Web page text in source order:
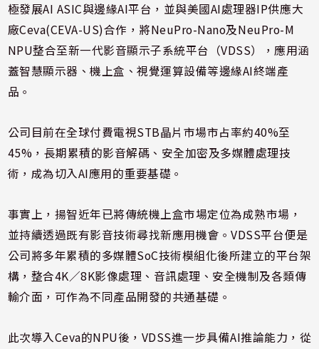
極發展AI ASIC與邊緣AI平台，並與美國AI處理器IP供應大
廠Ceva(CEVA-US)合作，將NeuPro-Nano及NeuPro-M
NPU整合至新一代影音顯示子系統平台（VDSS），應用涵
蓋智慧顯示器、機上盒、視覺運算設備等邊緣AI終端產
品。
公司目前在全球付費電視STB晶片市場市占率約40%至
45%，長期累積的影音解碼、安全加密及多媒體處理技
術，成為切入AI應用的重要基礎。
事實上，揚智近年已將傳統機上盒市場定位為成熟市場，
並持續透過既有影音技術尋找新應用機會。VDSS平台便是
公司將多年累積的多媒體SoC技術模組化後所建立的平台架
構，整合4K／8K影像處理、音訊處理、安全機制及各類傳
輸介面，可作為不同產品開發的共通基礎。
此次導入Ceva的NPU後，VDSS進一步具備AI推論能力，從